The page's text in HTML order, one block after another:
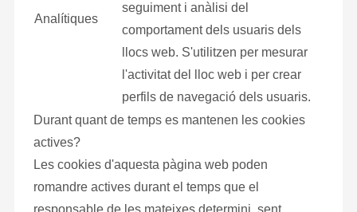
Analítiques
seguiment i anàlisi del
comportament dels usuaris dels
llocs web. S'utilitzen per mesurar
l'activitat del lloc web i per crear
perfils de navegació dels usuaris.
Durant quant de temps es mantenen les cookies
actives?
Les cookies d'aquesta pàgina web poden
romandre actives durant el temps que el
responsable de les mateixes determini, sent